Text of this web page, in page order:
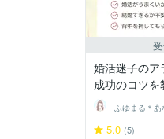
婚活迷子の
成功のコツを
5.0 (5)